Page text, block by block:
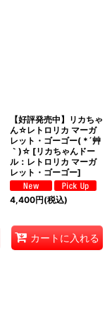
【好評発売中】リカちゃ
ん☆レトロリカ マーガ
レット・ゴーゴー( *´艸
｀)☆ [リカちゃんドー
ル：レトロリカ マーガ
レット・ゴーゴー]
4,400円(税込)
カートに入れる